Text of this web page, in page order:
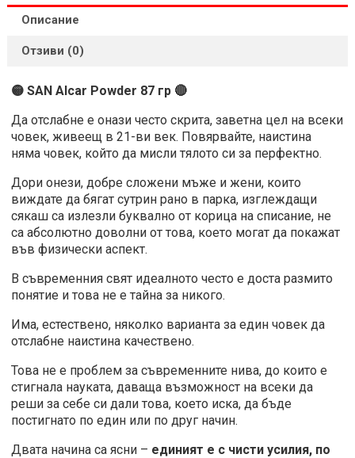
Описание
Отзиви (0)
🟡 SAN Alcar Powder 87 гр 🔴
Да отслабне е онази често скрита, заветна цел на всеки
човек, живеещ в 21-ви век. Повярвайте, наистина
няма човек, който да мисли тялото си за перфектно.
Дори онези, добре сложени мъже и жени, които
виждате да бягат сутрин рано в парка, изглеждащи
сякаш са излезли буквално от корица на списание, не
са абсолютно доволни от това, което могат да покажат
във физически аспект.
В съвременния свят идеалното често е доста размито
понятие и това не е тайна за никого.
Има, естествено, няколко варианта за един човек да
отслабне наистина качествено.
Това не е проблем за съвременните нива, до които е
стигнала науката, даваща възможност на всеки да
реши за себе си дали това, което иска, да бъде
постигнато по един или по друг начин.
Двата начина са ясни – единият е с чисти усилия, по